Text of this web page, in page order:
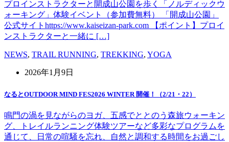
プロインストラクターと開成山公園を歩く「ノルディックウ
ォーキング」体験イベント（参加費無料） 「開成山公園」
公式サイトhttps://www.kaiseizan-park.com 【ポイント】プロイ
ンストラクターと一緒に […]
NEWS, TRAIL RUNNING, TREKKING, YOGA
2026年1月9日
なるとOUTDOOR MIND FES2026 WINTER 開催！（2/21・22）
鳴門の渦を見ながらのヨガ、五感でととのう森旅ウォーキン
グ、トレイルランニング体験ツアーなど多彩なプログラムを
通じて、日常の喧騒を忘れ、自然と調和する時間をお過ごし